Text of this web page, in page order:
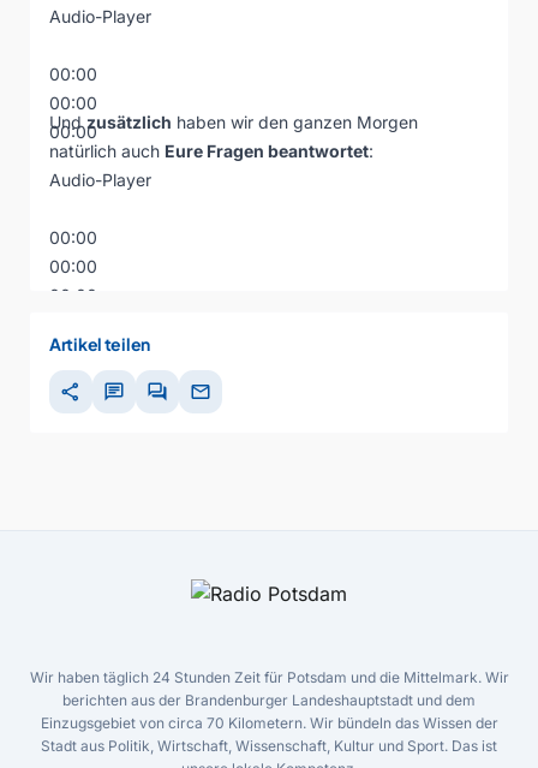
Audio-Player
00:00
00:00
00:00
Undzusätzlich haben wir den ganzen Morgen
natürlich auch Eure Fragen beantwortet:
Audio-Player
00:00
00:00
00:00
Artikel teilen
share chat forum mail
Wir haben täglich 24 Stunden Zeit für Potsdam und die Mittelmark. Wir
berichten aus der Brandenburger Landeshauptstadt und dem
Einzugsgebiet von circa 70 Kilometern. Wir bündeln das Wissen der
Stadt aus Politik, Wirtschaft, Wissenschaft, Kultur und Sport. Das ist